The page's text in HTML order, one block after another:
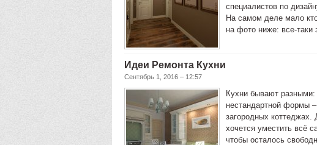
специалистов по
На самом деле мало
на фото ниже: все-
Идеи Ремонта Кухни
Сентябрь 1, 2016 – 12:57
Кухни бывают
нестандартной формы
загородных
хочется уместить всё
чтобы осталось